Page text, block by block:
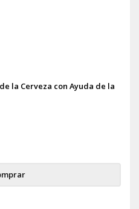
la Cerveza con Ayuda de la